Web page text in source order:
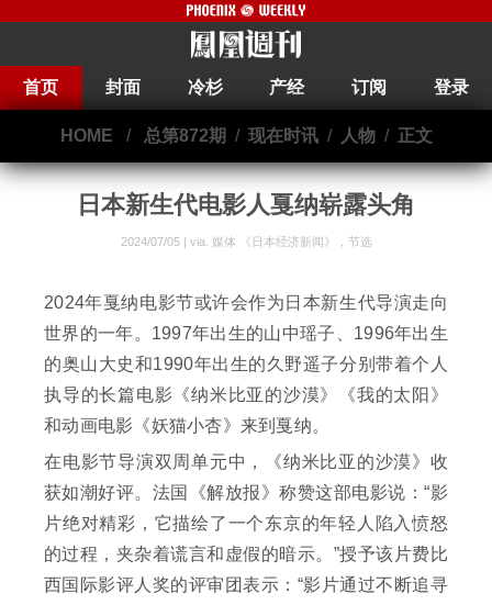
首页 封面 冷杉 产经 订阅 登录
HOME / 总第872期 / 现在时讯/ 人物/ 正文
日本新生代电影人戛纳崭露头角
2024/07/05 | via. 媒体 《日本经济新闻》，节选
2024年戛纳电影节或许会作为日本新生代导演走向
世界的一年。1997年出生的山中瑶子、1996年出生
的奥山大史和1990年出生的久野遥子分别带着个人
执导的长篇电影《纳米比亚的沙漠》《我的太阳》
和动画电影《妖猫小杏》来到戛纳。
在电影节导演双周单元中，《纳米比亚的沙漠》收
获如潮好评。法国《解放报》称赞这部电影说：“影
片绝对精彩，它描绘了一个东京的年轻人陷入愤怒
的过程，夹杂着谎言和虚假的暗示。”授予该片费比
西国际影评人奖的评审团表示：“影片通过不断追寻